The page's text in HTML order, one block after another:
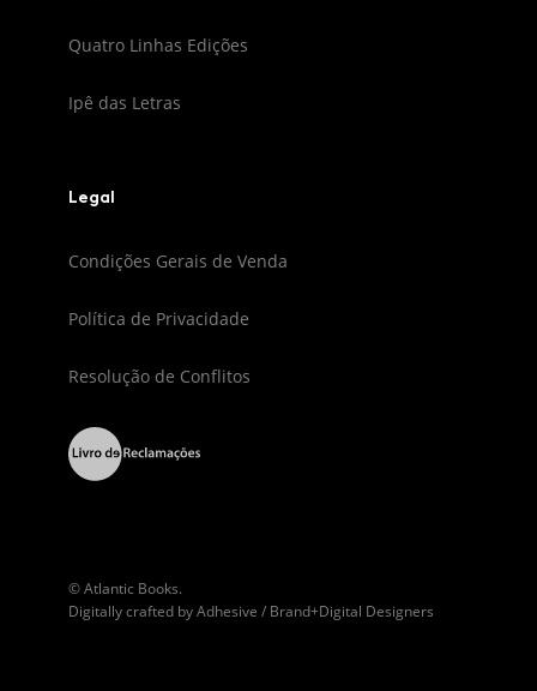
Quatro Linhas Edições
Ipê das Letras
Legal
Condições Gerais de Venda
Política de Privacidade
Resolução de Conflitos
© Atlantic Books.
Digitally crafted byAdhesive / Brand+Digital Designers